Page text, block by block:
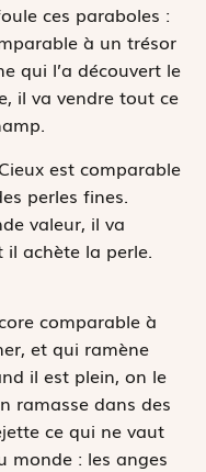
ces paraboles :
à un trésor
qui l’a découvert le
il va vendre tout ce
est comparable
perles fines.
valeur, il va
il achète la perle.
comparable à
et qui ramène
il est plein, on le
ramasse dans des
ce qui ne vaut
monde : les anges